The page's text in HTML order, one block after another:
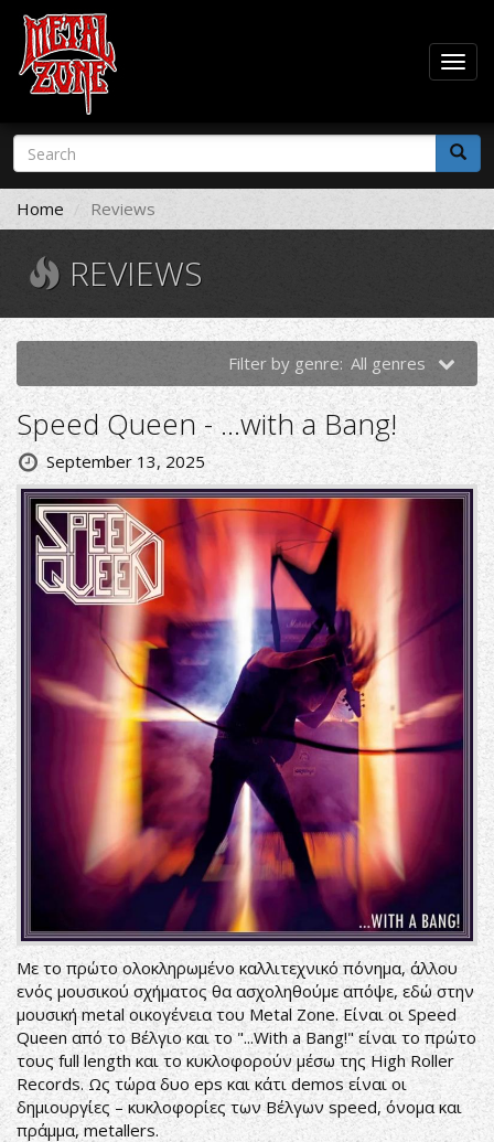
Skip
main
content
Search
form
Search
Home Reviews
REVIEWS
Filter by genre: All genres
Speed Queen - …with a Bang!
September 13, 2025
Με το πρώτο ολοκληρωμένο καλλιτεχνικό πόνημα, άλλου
ενός μουσικού σχήματος θα ασχοληθούμε απόψε, εδώ στην
μουσική metal οικογένεια του Metal Zone. Είναι οι Speed
Queen από το Βέλγιο και το "...With a Bang!" είναι το πρώτο
τους full length και το κυκλοφορούν μέσω της High Roller
Records. Ως τώρα δυο eps και κάτι demos είναι οι
δημιουργίες – κυκλοφορίες των Βέλγων speed, όνομα και
πράμμα, metallers.